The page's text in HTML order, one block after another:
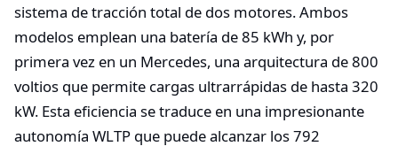
sistema de tracción total de dos motores. Ambos
modelos emplean una batería de 85 kWh y, por
primera vez en un Mercedes, una arquitectura de 800
voltios que permite cargas ultrarrápidas de hasta 320
kW. Esta eficiencia se traduce en una impresionante
autonomía WLTP que puede alcanzar los 792